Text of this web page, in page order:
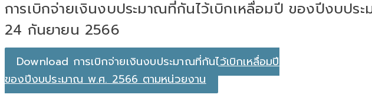
การเบิกจ่ายเงินงบประมาณที่กันไว้เบิกเหลื่อมปี ของปีงบ
24 กันยายน 2566
Download การเบิกจ่ายเงินงบประมาณที่กันไว้เบิกเหลื่อมปี
ของปีงบประมาณ พ.ศ. 2566 ตามหน่วยงาน